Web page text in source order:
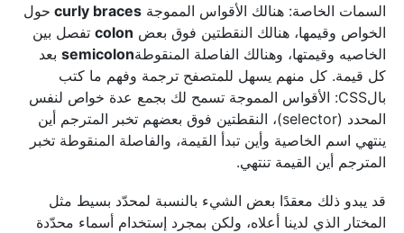
السمات الخاصة: هنالك الأقواس المموجة curly braces حول
الخواص وقيمها، هنالك النقطتين فوق بعض colon تفصل بين
الخاصيه وقيمتها، وهنالك الفاصلة المنقوطةsemicolon بعد
كل قيمة. كل منهم يسهل للمتصفح ترجمة وفهم ما كتب
بالCSS: الأقواس المموجة تسمح لك بجمع عدة خواص لنفس
المحدد (selector)، النقطتين فوق بعضهم تخبر المترجم أين
ينتهي اسم الخاصية وأين تبدأ القيمة، والفاصلة المنقوطة تخبر
المترجم أين القيمة تنتهي.
قد يبدو ذلك معقدًا بعض الشيء بالنسبة لمحدّد بسيط مثل
المختار الذي لدينا أعلاه، ولكن بمجرد إستخدام أسماء محدّدة